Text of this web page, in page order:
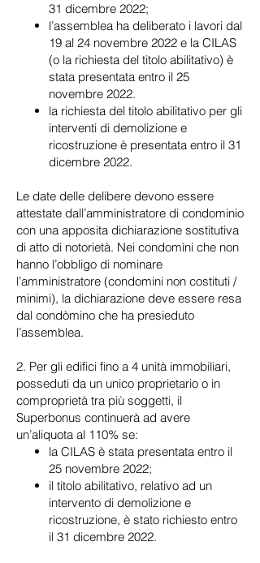
31 dicembre 2022;
l’assemblea ha deliberato i lavori dal
19 al 24 novembre 2022 e la CILAS
(o la richiesta del titolo abilitativo) è
stata presentata entro il 25
novembre 2022.
la richiesta del titolo abilitativo per gli
interventi di demolizione e
ricostruzione è presentata entro il 31
dicembre 2022.
Le date delle delibere devono essere
attestate dall’amministratore di condominio
con una apposita dichiarazione sostitutiva
di atto di notorietà. Nei condomìni che non
hanno l’obbligo di nominare
l’amministratore (condomini non costituti /
minimi), la dichiarazione deve essere resa
dal condòmino che ha presieduto
l’assemblea.
2. Per gli edifici fino a 4 unità immobiliari,
posseduti da un unico proprietario o in
comproprietà tra più soggetti, il
Superbonus continuerà ad avere
un’aliquota al 110% se:
la CILAS è stata presentata entro il
25 novembre 2022;
il titolo abilitativo, relativo ad un
intervento di demolizione e
ricostruzione, è stato richiesto entro
il 31 dicembre 2022.